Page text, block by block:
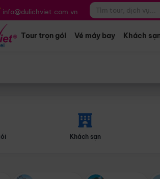
info@dulichviet.com.vn
Tour trọn gói Vé máy bay Khách
*
Khách sạn